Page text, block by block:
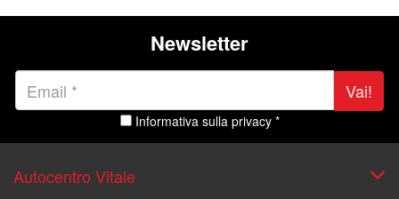
Newsletter
Vai!
Informativa sulla privacy *
Autocentro Vitale